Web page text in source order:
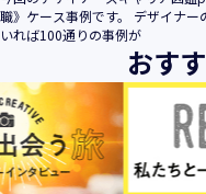
職》ケース事例です。 デザイナ
いれば100通りの事例が
おす